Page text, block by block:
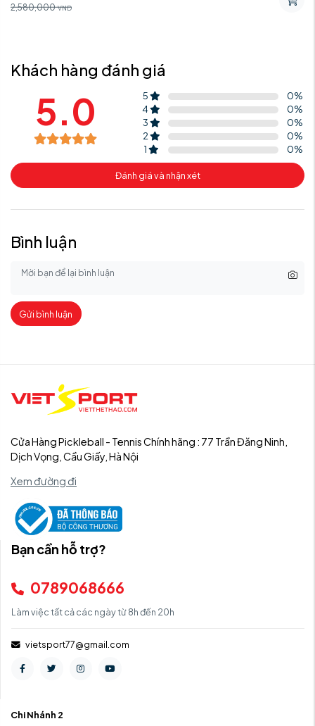
2,580,000 VND
Khách hàng đánh giá
5.0 5 0%
4
0%
3
0%
2
0%
1
0%
Đánh giá và nhận xét
Bình luận
Gửi bình luận
Cửa Hàng Pickleball - Tennis Chính hãng : 77 Trần Đăng Ninh,
Dịch Vọng, Cầu Giấy, Hà Nội
Xem đường đi
Bạn cần hỗ trợ?
0789068666
Làm việc tất cả các ngày từ 8h đến 20h
vietsport77@gmail.com
Chi Nhánh 2